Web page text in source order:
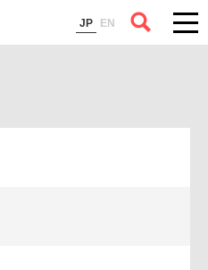
JP EN